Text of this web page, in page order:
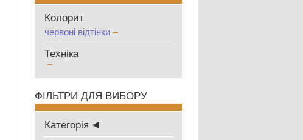
Колорит
червоні відтінки
Техніка
ФІЛЬТРИ ДЛЯ ВИБОРУ
Категорія